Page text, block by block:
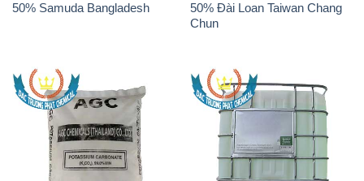
50% Samuda Bangladesh
50% Đài Loan Taiwan Chang
Chun